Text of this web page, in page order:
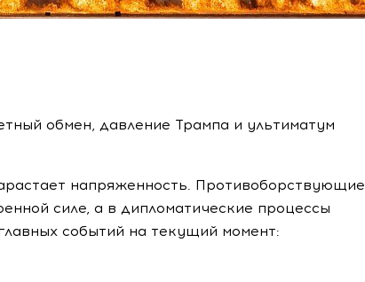
обмен, давление Трампа и ультиматум
напряженность. Противоборствующие
силе, а в дипломатические процессы
событий на текущий момент: